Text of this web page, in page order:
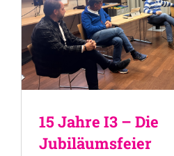
15 Jahre I3 – Die
Jubiläumsfeier